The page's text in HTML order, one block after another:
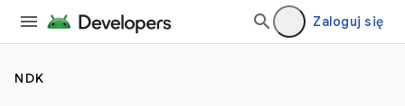
Zaloguj się
NDK